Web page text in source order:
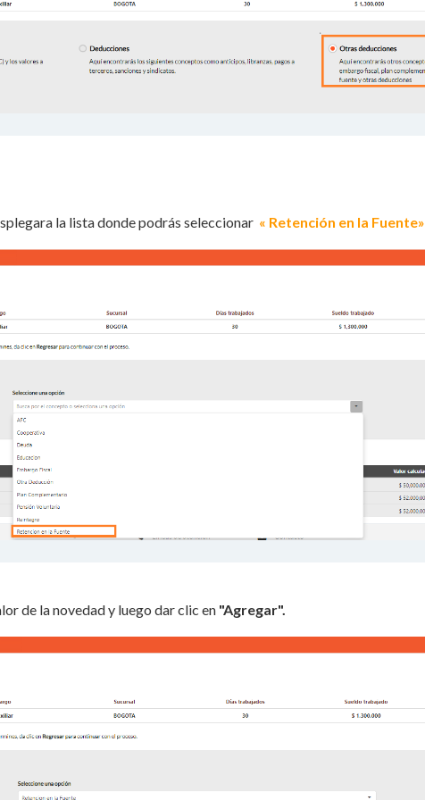
la lista donde podrás seleccionar « Retención en la Fuente»
de la novedad y luego dar clic en "Agregar".